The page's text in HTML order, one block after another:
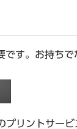
す。お持ちで
リントサー